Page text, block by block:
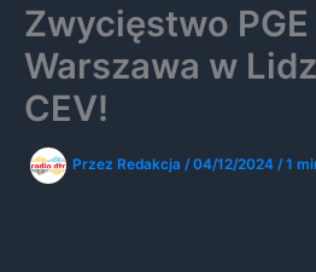
Zwycięstwo
Warszawa w
CEV!
Przez Redakcja /04/12/2024 /1